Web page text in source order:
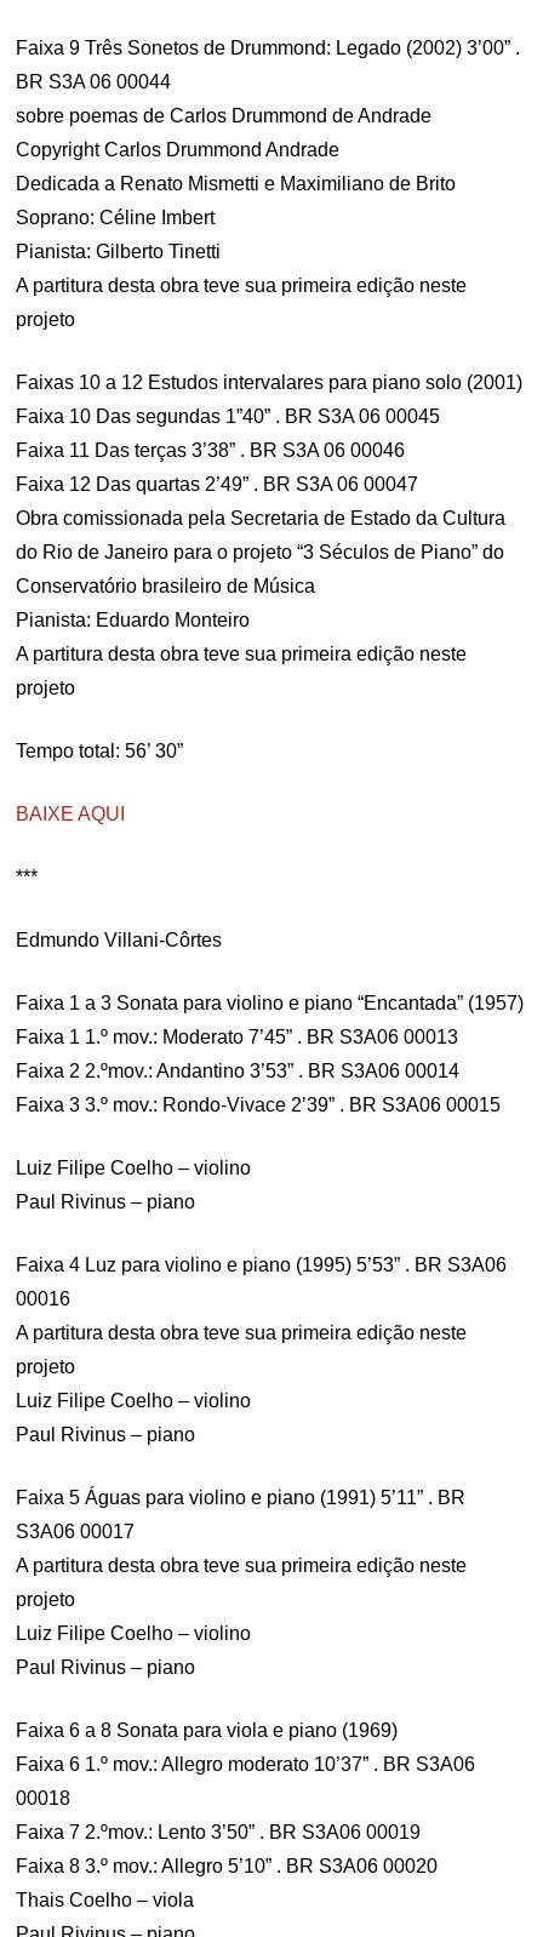
Faixa 9 Três Sonetos de Drummond: Legado (2002) 3’00” .
BR S3A 06 00044
sobre poemas de Carlos Drummond de Andrade
Copyright Carlos Drummond Andrade
Dedicada a Renato Mismetti e Maximiliano de Brito
Soprano: Céline Imbert
Pianista: Gilberto Tinetti
A partitura desta obra teve sua primeira edição neste
projeto
Faixas 10 a 12 Estudos intervalares para piano solo (2001)
Faixa 10 Das segundas 1”40” . BR S3A 06 00045
Faixa 11 Das terças 3’38” . BR S3A 06 00046
Faixa 12 Das quartas 2’49” . BR S3A 06 00047
Obra comissionada pela Secretaria de Estado da Cultura
do Rio de Janeiro para o projeto “3 Séculos de Piano” do
Conservatório brasileiro de Música
Pianista: Eduardo Monteiro
A partitura desta obra teve sua primeira edição neste
projeto
Tempo total: 56’ 30”
BAIXE AQUI
***
Edmundo Villani-Côrtes
Faixa 1 a 3 Sonata para violino e piano “Encantada” (1957)
Faixa 1 1.º mov.: Moderato 7’45” . BR S3A06 00013
Faixa 2 2.ºmov.: Andantino 3’53” . BR S3A06 00014
Faixa 3 3.º mov.: Rondo-Vivace 2’39” . BR S3A06 00015
Luiz Filipe Coelho – violino
Paul Rivinus – piano
Faixa 4 Luz para violino e piano (1995) 5’53” . BR S3A06
00016
A partitura desta obra teve sua primeira edição neste
projeto
Luiz Filipe Coelho – violino
Paul Rivinus – piano
Faixa 5 Águas para violino e piano (1991) 5’11” . BR
S3A06 00017
A partitura desta obra teve sua primeira edição neste
projeto
Luiz Filipe Coelho – violino
Paul Rivinus – piano
Faixa 6 a 8 Sonata para viola e piano (1969)
Faixa 6 1.º mov.: Allegro moderato 10’37” . BR S3A06
00018
Faixa 7 2.ºmov.: Lento 3’50” . BR S3A06 00019
Faixa 8 3.º mov.: Allegro 5’10” . BR S3A06 00020
Thais Coelho – viola